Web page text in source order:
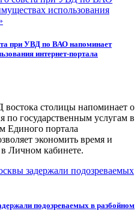
при УВД по ВАО напоминает
интернет-портала
столицы напоминает о
по государственным услугам в
Единого портала
экономить время и
в Личном кабинете.
подозреваемых в разбойном